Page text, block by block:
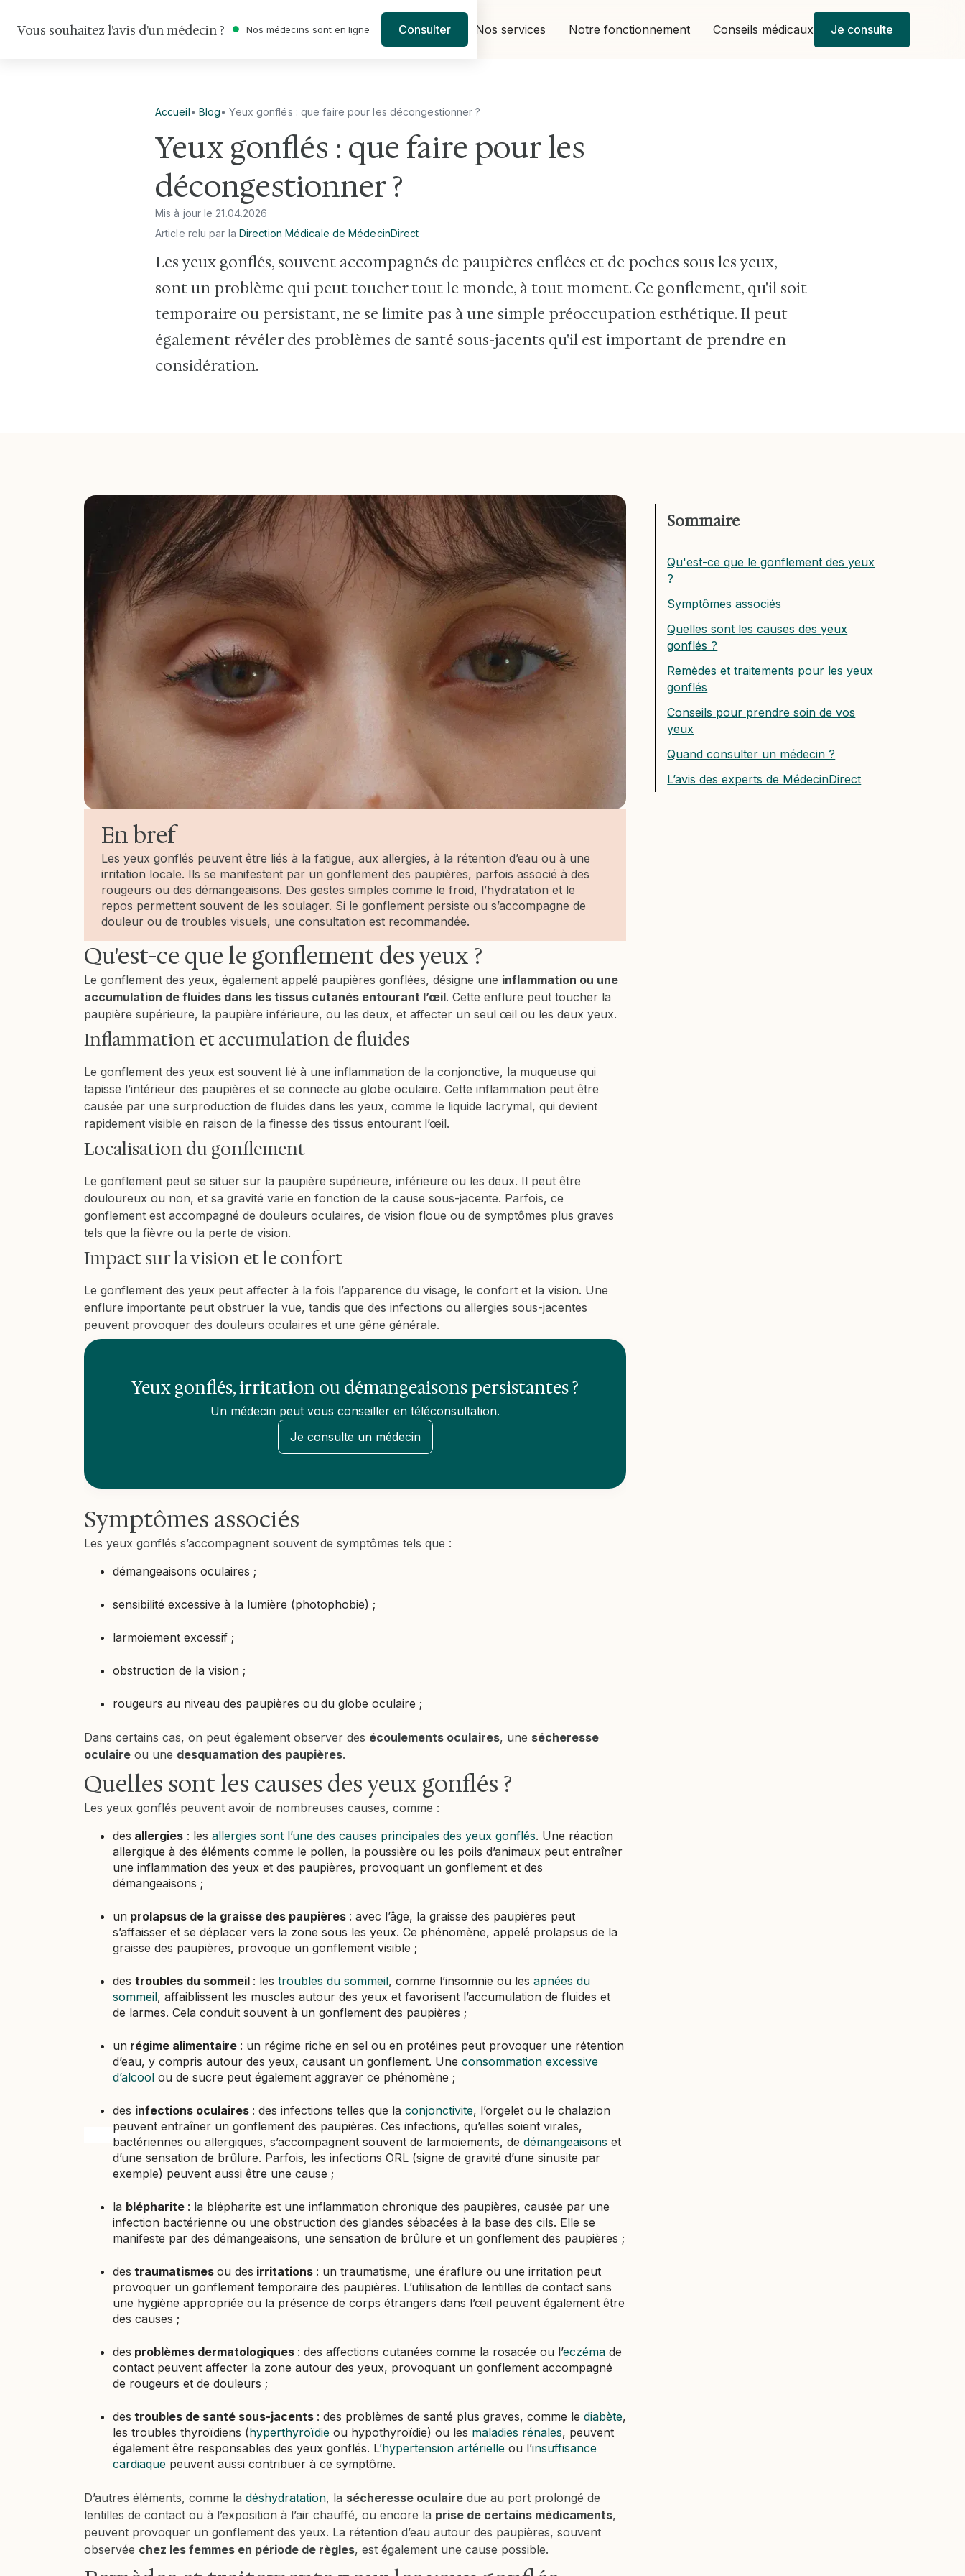
Vous souhaitez l'avis d'un médecin ? Nos médecins sont en ligne Consulter Nos services Notre fonctionnement Conseils médicaux Je consulte
Accueil• Blog•Yeux gonflés : que faire pour les décongestionner ?
Yeux gonflés : que faire pour les
décongestionner ?
Mis à jour le 21.04.2026
Article relu par la Direction Médicale de MédecinDirect
Les yeux gonflés, souvent accompagnés de paupières enflées et de poches sous les yeux,
sont un problème qui peut toucher tout le monde, à tout moment. Ce gonflement, qu'il soit
temporaire ou persistant, ne se limite pas à une simple préoccupation esthétique. Il peut
également révéler des problèmes de santé sous-jacents qu'il est important de prendre en
considération.
En bref
Les yeux gonflés peuvent être liés à la fatigue, aux allergies, à la rétention d’eau ou à une
irritation locale. Ils se manifestent par un gonflement des paupières, parfois associé à des
rougeurs ou des démangeaisons. Des gestes simples comme le froid, l’hydratation et le
repos permettent souvent de les soulager. Si le gonflement persiste ou s’accompagne de
douleur ou de troubles visuels, une consultation est recommandée.
Qu'est-ce que le gonflement des yeux ?
Le gonflement des yeux, également appelé paupières gonflées, désigne une inflammation ou une
accumulation de fluides dans les tissus cutanés entourant l’œil. Cette enflure peut toucher la
paupière supérieure, la paupière inférieure, ou les deux, et affecter un seul œil ou les deux yeux.
Inflammation et accumulation de fluides
Le gonflement des yeux est souvent lié à une inflammation de la conjonctive, la muqueuse qui
tapisse l’intérieur des paupières et se connecte au globe oculaire. Cette inflammation peut être
causée par une surproduction de fluides dans les yeux, comme le liquide lacrymal, qui devient
rapidement visible en raison de la finesse des tissus entourant l’œil.
Localisation du gonflement
Le gonflement peut se situer sur la paupière supérieure, inférieure ou les deux. Il peut être
douloureux ou non, et sa gravité varie en fonction de la cause sous-jacente. Parfois, ce
gonflement est accompagné de douleurs oculaires, de vision floue ou de symptômes plus graves
tels que la fièvre ou la perte de vision.
Impact sur la vision et le confort
Le gonflement des yeux peut affecter à la fois l’apparence du visage, le confort et la vision. Une
enflure importante peut obstruer la vue, tandis que des infections ou allergies sous-jacentes
peuvent provoquer des douleurs oculaires et une gêne générale.
Yeux gonflés, irritation ou démangeaisons persistantes ?
Un médecin peut vous conseiller en téléconsultation.
Je consulte un médecin
trigger
Symptômes associés
Les yeux gonflés s’accompagnent souvent de symptômes tels que :
démangeaisons oculaires ;
sensibilité excessive à la lumière (photophobie) ;
larmoiement excessif ;
obstruction de la vision ;
rougeurs au niveau des paupières ou du globe oculaire ;
Dans certains cas, on peut également observer des écoulements oculaires, une sécheresse
oculaire ou une desquamation des paupières.
Quelles sont les causes des yeux gonflés ?
Les yeux gonflés peuvent avoir de nombreuses causes, comme :
des allergies : les allergies sont l’une des causes principales des yeux gonflés. Une réaction
allergique à des éléments comme le pollen, la poussière ou les poils d’animaux peut entraîner
une inflammation des yeux et des paupières, provoquant un gonflement et des
démangeaisons ;
un prolapsus de la graisse des paupières : avec l’âge, la graisse des paupières peut
s’affaisser et se déplacer vers la zone sous les yeux. Ce phénomène, appelé prolapsus de la
graisse des paupières, provoque un gonflement visible ;
des troubles du sommeil : les troubles du sommeil, comme l’insomnie ou les apnées du
sommeil, affaiblissent les muscles autour des yeux et favorisent l’accumulation de fluides et
de larmes. Cela conduit souvent à un gonflement des paupières ;
un régime alimentaire : un régime riche en sel ou en protéines peut provoquer une rétention
d’eau, y compris autour des yeux, causant un gonflement. Une consommation excessive
d’alcool ou de sucre peut également aggraver ce phénomène ;
des infections oculaires : des infections telles que la conjonctivite, l’orgelet ou le chalazion
peuvent entraîner un gonflement des paupières. Ces infections, qu’elles soient virales,
bactériennes ou allergiques, s’accompagnent souvent de larmoiements, de démangeaisons et
d’une sensation de brûlure. Parfois, les infections ORL (signe de gravité d’une sinusite par
exemple) peuvent aussi être une cause ;
la blépharite : la blépharite est une inflammation chronique des paupières, causée par une
infection bactérienne ou une obstruction des glandes sébacées à la base des cils. Elle se
manifeste par des démangeaisons, une sensation de brûlure et un gonflement des paupières ;
des traumatismes ou des irritations : un traumatisme, une éraflure ou une irritation peut
provoquer un gonflement temporaire des paupières. L’utilisation de lentilles de contact sans
une hygiène appropriée ou la présence de corps étrangers dans l’œil peuvent également être
des causes ;
des problèmes dermatologiques : des affections cutanées comme la rosacée ou l’eczéma de
contact peuvent affecter la zone autour des yeux, provoquant un gonflement accompagné
de rougeurs et de douleurs ;
des troubles de santé sous-jacents : des problèmes de santé plus graves, comme le diabète,
les troubles thyroïdiens (hyperthyroïdie ou hypothyroïdie) ou les maladies rénales, peuvent
également être responsables des yeux gonflés. L’hypertension artérielle ou l’insuffisance
cardiaque peuvent aussi contribuer à ce symptôme.
D’autres éléments, comme la déshydratation, la sécheresse oculaire due au port prolongé de
lentilles de contact ou à l’exposition à l’air chauffé, ou encore la prise de certains médicaments,
peuvent provoquer un gonflement des yeux. La rétention d’eau autour des paupières, souvent
observée chez les femmes en période de règles, est également une cause possible.
Sommaire
Qu'est-ce que le gonflement des yeux
?
Symptômes associés
Quelles sont les causes des yeux
gonflés ?
Remèdes et traitements pour les yeux
gonflés
Conseils pour prendre soin de vos
yeux
Quand consulter un médecin ?
L’avis des experts de MédecinDirect